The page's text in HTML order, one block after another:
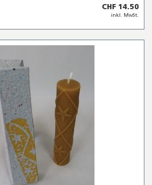
CHF 14.50
inkl. MwSt.